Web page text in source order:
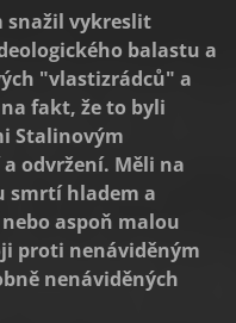
snažil vykreslit
balastu a
"vlastizrádců" a
fakt, že to byli
Stalinovým
odvržení. Měli na
smrtí hladem a
aspoň malou
proti nenáviděným
nenáviděných